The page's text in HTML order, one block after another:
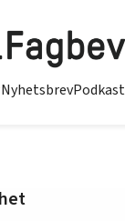
NyhetsbrevPodkast